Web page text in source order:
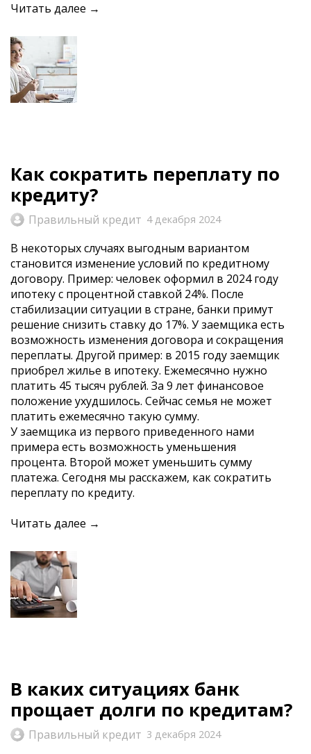
Читать далее →
Как сократить переплату по
кредиту?
Правильный кредит 4 декабря 2024
В некоторых случаях выгодным вариантом
становится изменение условий по кредитному
договору. Пример: человек оформил в 2024 году
ипотеку с процентной ставкой 24%. После
стабилизации ситуации в стране, банки примут
решение снизить ставку до 17%. У заемщика есть
возможность изменения договора и сокращения
переплаты. Другой пример: в 2015 году заемщик
приобрел жилье в ипотеку. Ежемесячно нужно
платить 45 тысяч рублей. За 9 лет финансовое
положение ухудшилось. Сейчас семья не может
платить ежемесячно такую сумму.
У заемщика из первого приведенного нами
примера есть возможность уменьшения
процента. Второй может уменьшить сумму
платежа. Сегодня мы расскажем, как сократить
переплату по кредиту.
Читать далее →
В каких ситуациях банк
прощает долги по кредитам?
Правильный кредит 3 декабря 2024